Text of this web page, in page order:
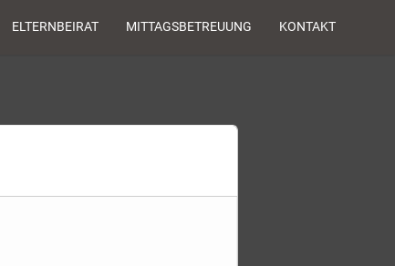
ELTERNBEIRAT MITTAGSBETREUUNG KONTAKT